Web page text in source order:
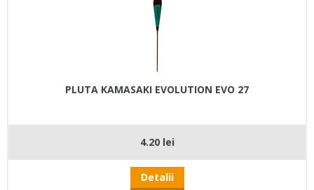
PLUTA KAMASAKI EVOLUTION EVO 27
4.20 lei
Detalii